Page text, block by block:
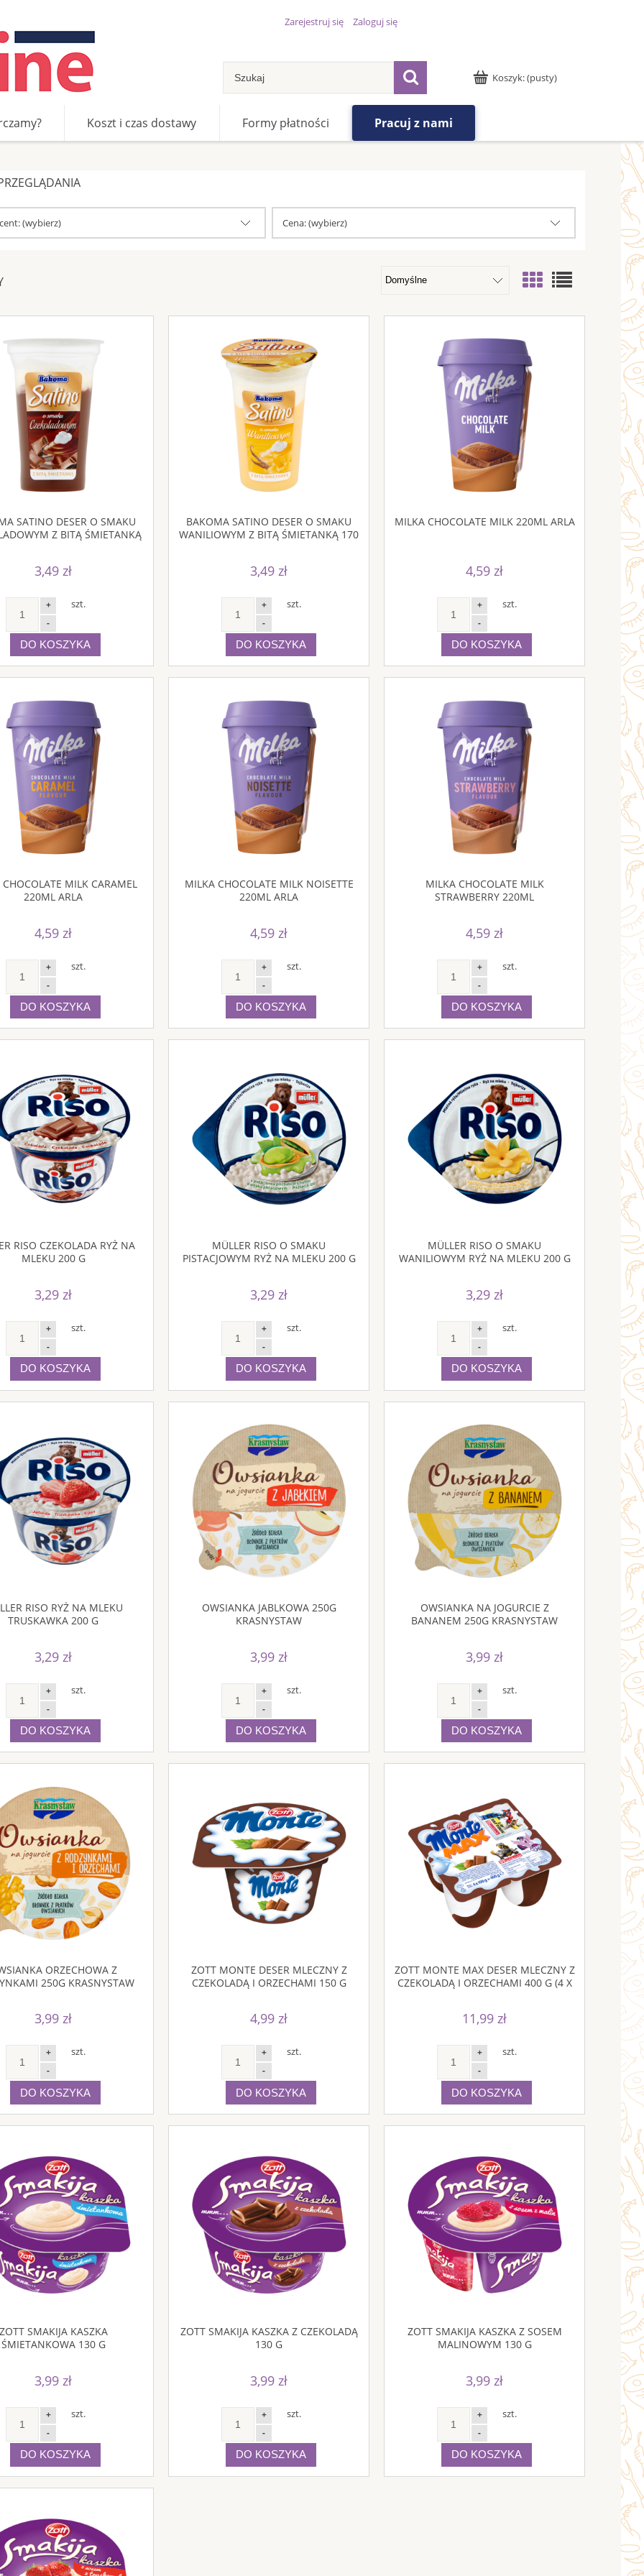
Koszyk:(pusty)
Zarejestruj się Zaloguj się
Koszt i czas dostawy Formy płatności Pracuj z nami
(wybierz) Cena: (wybierz)
SATINO DESER O SMAKU
Z BITĄ ŚMIETANKĄ
3,49 zł
+
-
szt.
DO KOSZYKA
BAKOMA SATINO DESER O SMAKU
WANILIOWYM Z BITĄ ŚMIETANKĄ 170
3,49 zł
+
-
szt.
DO KOSZYKA
MILKA CHOCOLATE MILK 220ML ARLA
4,59 zł
+
-
szt.
DO KOSZYKA
MILK CARAMEL
220ML ARLA
4,59 zł
+
-
szt.
DO KOSZYKA
MILKA CHOCOLATE MILK NOISETTE
220ML ARLA
4,59 zł
+
-
szt.
DO KOSZYKA
MILKA CHOCOLATE MILK
STRAWBERRY 220ML
4,59 zł
+
-
szt.
DO KOSZYKA
RISO CZEKOLADA RYŻ NA
MLEKU 200 G
3,29 zł
+
-
szt.
DO KOSZYKA
MÜLLER RISO O SMAKU
PISTACJOWYM RYŻ NA MLEKU 200 G
3,29 zł
+
-
szt.
DO KOSZYKA
MÜLLER RISO O SMAKU
WANILIOWYM RYŻ NA MLEKU 200 G
3,29 zł
+
-
szt.
DO KOSZYKA
RISO RYŻ NA MLEKU
TRUSKAWKA 200 G
3,29 zł
+
-
szt.
DO KOSZYKA
OWSIANKA JABLKOWA 250G
KRASNYSTAW
3,99 zł
+
-
szt.
DO KOSZYKA
OWSIANKA NA JOGURCIE Z
BANANEM 250G KRASNYSTAW
3,99 zł
+
-
szt.
DO KOSZYKA
ORZECHOWA Z
250G KRASNYSTAW
3,99 zł
+
-
szt.
DO KOSZYKA
ZOTT MONTE DESER MLECZNY Z
CZEKOLADĄ I ORZECHAMI 150 G
4,99 zł
+
-
szt.
DO KOSZYKA
ZOTT MONTE MAX DESER MLECZNY Z
CZEKOLADĄ I ORZECHAMI 400 G (4 X
11,99 zł
+
-
szt.
DO KOSZYKA
SMAKIJA KASZKA
ŚMIETANKOWA 130 G
3,99 zł
+
-
szt.
DO KOSZYKA
ZOTT SMAKIJA KASZKA Z CZEKOLADĄ
130 G
3,99 zł
+
-
szt.
DO KOSZYKA
ZOTT SMAKIJA KASZKA Z SOSEM
MALINOWYM 130 G
3,99 zł
+
-
szt.
DO KOSZYKA